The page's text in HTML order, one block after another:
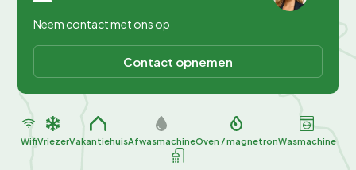
Neem contact met ons op
Contact opnemen
WifiVriezerVakantiehuisAfwasmachineOven / magnetronWasmachine